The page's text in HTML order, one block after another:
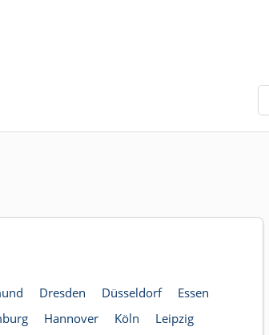
Dresden Düsseldorf
Essen
Hannover Köln
Leipzig